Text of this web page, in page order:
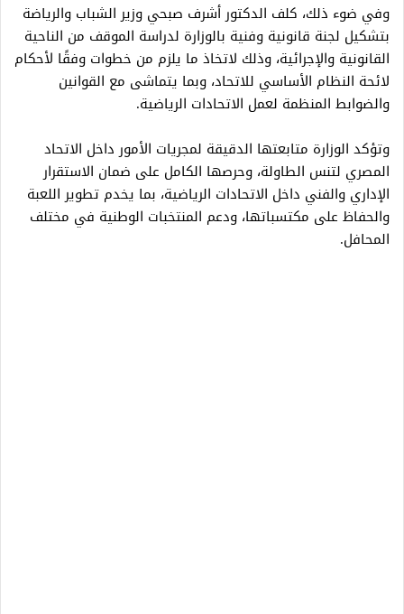
وفي ضوء ذلك، كلف الدكتور أشرف صبحي وزير الشباب والرياضة
بتشكيل لجنة قانونية وفنية بالوزارة لدراسة الموقف من الناحية
القانونية والإجرائية، وذلك لاتخاذ ما يلزم من خطوات وفقًا لأحكام
لائحة النظام الأساسي للاتحاد، وبما يتماشى مع القوانين
والضوابط المنظمة لعمل الاتحادات الرياضية.
وتؤكد الوزارة متابعتها الدقيقة لمجريات الأمور داخل الاتحاد
المصري لتنس الطاولة، وحرصها الكامل على ضمان الاستقرار
الإداري والفني داخل الاتحادات الرياضية، بما يخدم تطوير اللعبة
والحفاظ على مكتسباتها، ودعم المنتخبات الوطنية في مختلف
المحافل.